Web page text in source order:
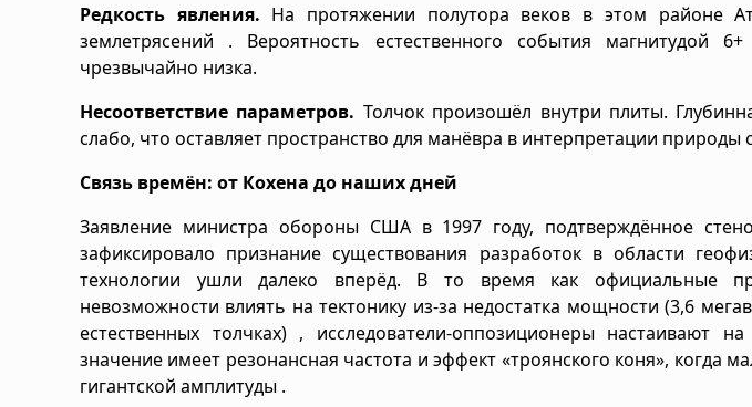
Редкость явления. На протяжении полутора веков в этом районе
землетрясений . Вероятность естественного события магнитудой
чрезвычайно низка.
Несоответствие параметров. Толчок произошёл внутри плиты.
слабо, что оставляет пространство для манёвра в интерпретации природы
Связь времён: от Кохена до наших дней
Заявление министра обороны США в 1997 году, подтверждённое
зафиксировало признание существования разработок в области
технологии ушли далеко вперёд. В то время как официальные
невозможности влиять на тектонику из-за недостатка мощности (3,6
естественных толчках) , исследователи-оппозиционеры настаивают
значение имеет резонансная частота и эффект «троянского коня», когда
гигантской амплитуды .